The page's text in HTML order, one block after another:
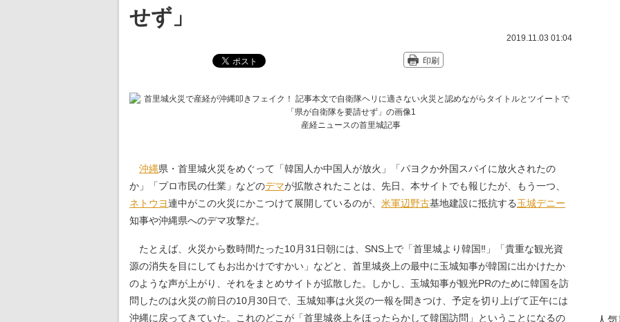
せず」
2019.11.03 01:04
印刷
産経ニュースの首里城記事
沖縄県・首里城火災をめぐって「韓国人か中国人が放火」「パヨクか外国スパイに放火されたの
か」「プロ市民の仕業」などのデマが拡散されたことは、先日、本サイトでも報じたが、もう一つ、
ネトウヨ連中がこの火災にかこつけて展開しているのが、 米軍辺野古基地建設に抵抗する玉城デニー
知事や沖縄県へのデマ攻撃だ。
たとえば、火災から数時間たった10月31日朝には、SNS上で「首里城より韓国‼️」「貴重な観光資
源の消失を目にしてもお出かけですかい」などと、首里城炎上の最中に玉城知事が韓国に出かけたか
のような声が上がり、それをまとめサイトが拡散した。しかし、玉城知事が観光PRのために韓国を訪
問したのは火災の前日の10月30日で、玉城知事は火災の一報を聞きつけ、予定を切り上げて正午には
沖縄に戻ってきていた。これのどこが「首里城炎上をほったらかして韓国訪問」ということになるの